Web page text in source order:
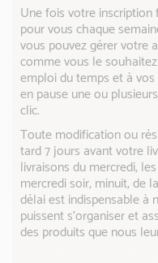
Une fois votre inscription
pour vous chaque
vous pouvez gérer votre
comme vous le
emploi du temps et à
en pause une ou
clic.
Toute modification ou
tard 7 jours avant votre
livraisons du mercredi,
mercredi soir, minuit, de
délai est indispensable à
puissent s'organiser et
des produits que nous